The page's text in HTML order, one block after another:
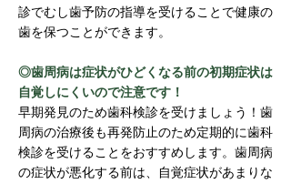
診でむし歯予防の指導を受けることで健康の
歯を保つことができます。
◎歯周病は症状がひどくなる前の初期症状は
自覚しにくいので注意です！
早期発見のため歯科検診を受けましょう！歯
周病の治療後も再発防止のため定期的に歯科
検診を受けることをおすすめします。歯周病
の症状が悪化する前は、自覚症状があまりな